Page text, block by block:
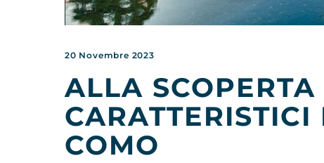
20 Novembre 2023
ALLA
COMO